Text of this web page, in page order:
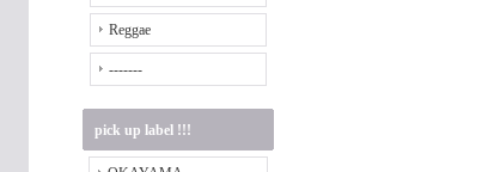
Reggae
-------
pick up label !!!